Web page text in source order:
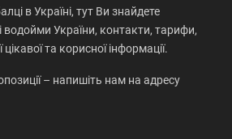
в Україні, тут Ви знайдете
водойми України, контакти, тарифи,
та корисної інформації.
– напишіть нам на адресу